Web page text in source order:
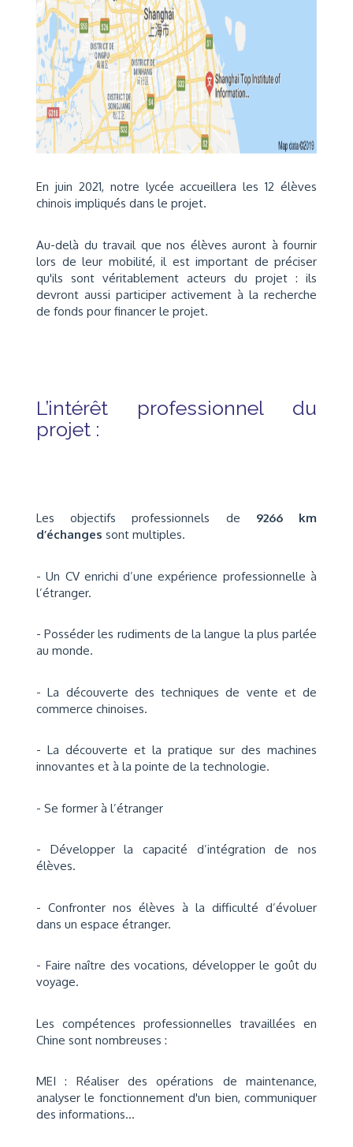
En juin 2021, notre lycée accueillera les 12 élèves
chinois impliqués dans le projet.
Au-delà du travail que nos élèves auront à fournir
lors de leur mobilité, il est important de préciser
qu'ils sont véritablement acteurs du projet : ils
devront aussi participer activement à la recherche
de fonds pour financer le projet.
L’intérêt professionnel du
projet :
Les objectifs professionnels de 9266 km
d’échanges sont multiples.
- Un CV enrichi d’une expérience professionnelle à
l’étranger.
- Posséder les rudiments de la langue la plus parlée
au monde.
- La découverte des techniques de vente et de
commerce chinoises.
- La découverte et la pratique sur des machines
innovantes et à la pointe de la technologie.
- Se former à l’étranger
- Développer la capacité d’intégration de nos
élèves.
- Confronter nos élèves à la difficulté d’évoluer
dans un espace étranger.
- Faire naître des vocations, développer le goût du
voyage.
Les compétences professionnelles travaillées en
Chine sont nombreuses :
MEI : Réaliser des opérations de maintenance,
analyser le fonctionnement d'un bien, communiquer
des informations...